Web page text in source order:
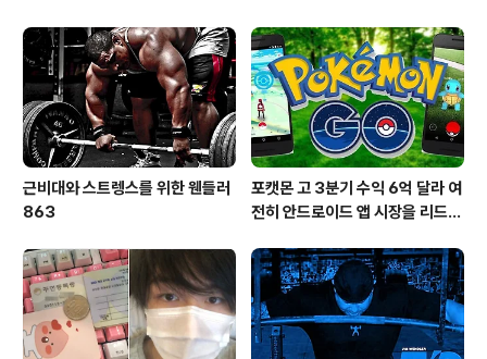
근비대와 스트렝스를 위한 웬들러
863
포캣몬 고 3분기 수익 6억 달라 여
전히 안드로이드 앱 시장을 리드